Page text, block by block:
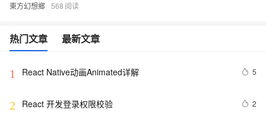
東方幻想鄉 568
热门文章 最新文章
1 React Native动画Animated详解 5
2 React 开发登录权限校验 2